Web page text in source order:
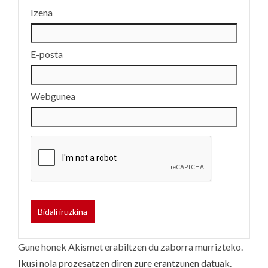
Izena
E-posta
Webgunea
Gune honek Akismet erabiltzen du zaborra murrizteko.
Ikusi nola prozesatzen diren zure erantzunen datuak.